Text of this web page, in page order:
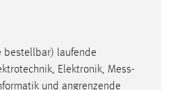
bestellbar) laufende
Elektronik, Mess-
und angrenzende